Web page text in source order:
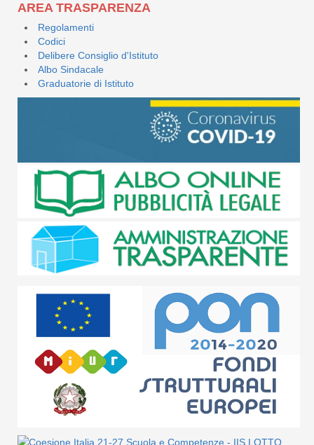
AREA TRASPARENZA
Regolamenti
Codici
Delibere Consiglio d'Istituto
Albo Sindacale
Graduatorie di Istituto